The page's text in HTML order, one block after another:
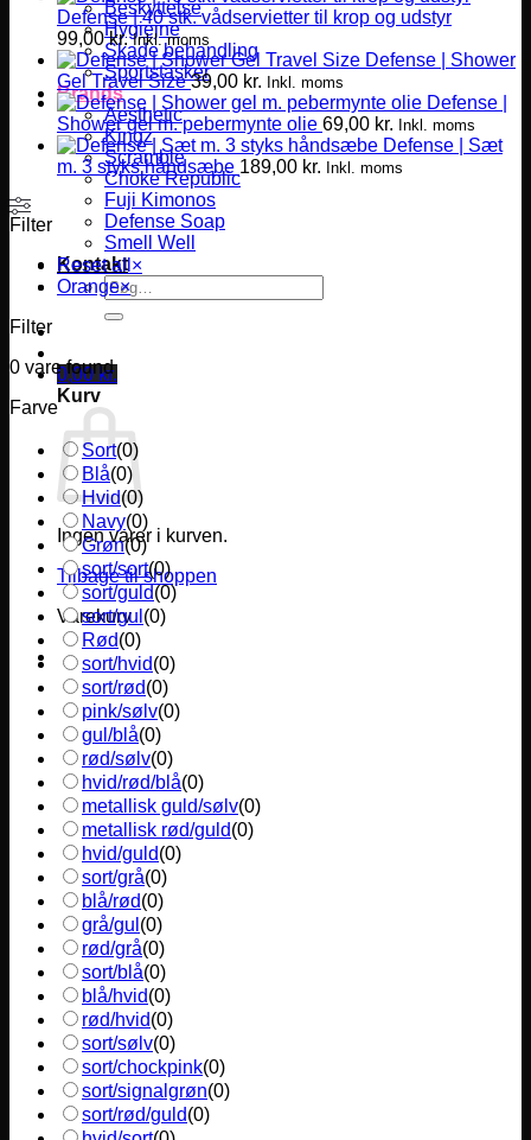
Beskyttelse
Hygiejne
Skade behandling
Sportstasker
Brands
Aesthetic
Kingz
Scramble
Choke Republic
Fuji Kimonos
Defense Soap
Smell Well
Kontakt
Søg
efter:
0,00 kr.
Kurv
Ingen varer i kurven.
Tilbage til shoppen
Varekurv
Defense | 40 stk. vådservietter til krop og udstyr
99,00kr. Inkl. moms
Defense | Shower
Gel Travel Size 39,00 kr. Inkl. moms
Defense |
Shower gel m. pebermynte olie 69,00 kr. Inkl. moms
Defense | Sæt
m. 3 styks håndsæbe 189,00 kr. Inkl. moms
Filter
Reset all ×
Orange×
Filter
0 vare found
Farve
Sort(0)
Blå(0)
Hvid(0)
Navy(0)
Grøn(0)
sort/sort(0)
sort/guld(0)
sort/gul (0)
Rød(0)
sort/hvid(0)
sort/rød(0)
pink/sølv(0)
gul/blå(0)
rød/sølv(0)
hvid/rød/blå(0)
metallisk guld/sølv(0)
metallisk rød/guld(0)
hvid/guld(0)
sort/grå(0)
blå/rød(0)
grå/gul (0)
rød/grå(0)
sort/blå(0)
blå/hvid(0)
rød/hvid(0)
sort/sølv(0)
sort/chockpink(0)
sort/signalgrøn(0)
sort/rød/guld(0)